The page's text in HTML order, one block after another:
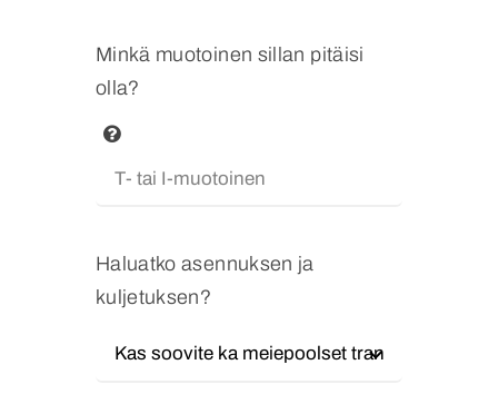
Minkä muotoinen sillan pitäisi
olla?
Haluatko asennuksen ja
kuljetuksen?